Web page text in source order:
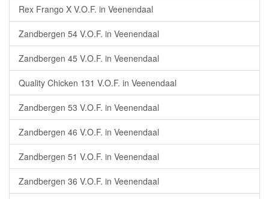
Rex Frango X V.O.F. in Veenendaal
Zandbergen 54 V.O.F. in Veenendaal
Zandbergen 45 V.O.F. in Veenendaal
Quality Chicken 131 V.O.F. in Veenendaal
Zandbergen 53 V.O.F. in Veenendaal
Zandbergen 46 V.O.F. in Veenendaal
Zandbergen 51 V.O.F. in Veenendaal
Zandbergen 36 V.O.F. in Veenendaal